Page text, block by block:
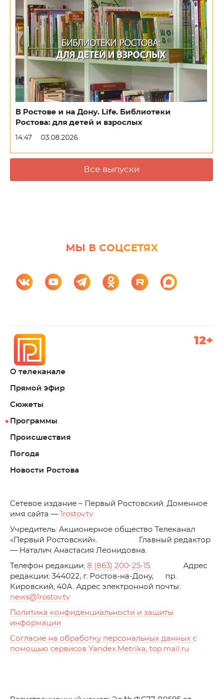
В Ростове и на Дону. Life. Библиотеки
Ростова: для детей и взрослых
14:47 03.08.2026
Все выпуски
МЫ В СОЦСЕТЯХ
О телеканале
Прямой эфир
Сюжеты
Программы
Происшествия
Погода
Новости Ростова
12+
Cетевое издание – Первый Ростовский. Доменное
имя сайта —
1rostov.tv
Учредитель: Акционерное общество Телеканал
«Первый Ростовский». Главный редактор
— Наталич Анастасия Леонидовна.
Телефон редакции: 8 (863) 200-25-15. Адрес
редакции: 344022, г. Ростов-на-Дону, пр.
Кировский, 40А. Адрес электронной почты:
news@1rostov.tv
Политика конфиденциальности и защиты
информации
Согласие на обработку персональных данных с
помощью сервисов Yandex.Metrika, top.mail.ru